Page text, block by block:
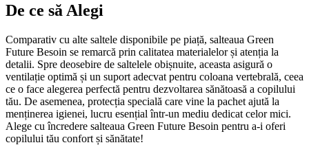
De ce să Alegi
Comparativ cu alte saltele disponibile pe piață, salteaua Green
Future Besoin se remarcă prin calitatea materialelor și atenția la
detalii. Spre deosebire de saltelele obișnuite, aceasta asigură o
ventilație optimă și un suport adecvat pentru coloana vertebrală, ceea
ce o face alegerea perfectă pentru dezvoltarea sănătoasă a copilului
tău. De asemenea, protecția specială care vine la pachet ajută la
menținerea igienei, lucru esențial într-un mediu dedicat celor mici.
Alege cu încredere salteaua Green Future Besoin pentru a-i oferi
copilului tău confort și sănătate!